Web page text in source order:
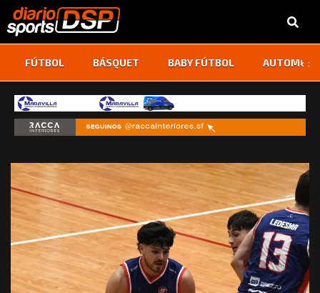
FÚTBOL BÁSQUET BABY FÚTBOL ‹ ›